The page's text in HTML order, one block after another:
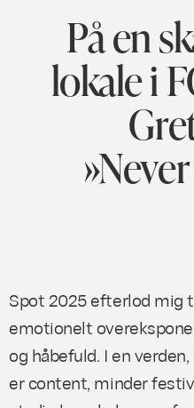
På en
lokale i
Spot 2025 efterlod
emotionelt
og håbefuld. I en
ercontent, minder